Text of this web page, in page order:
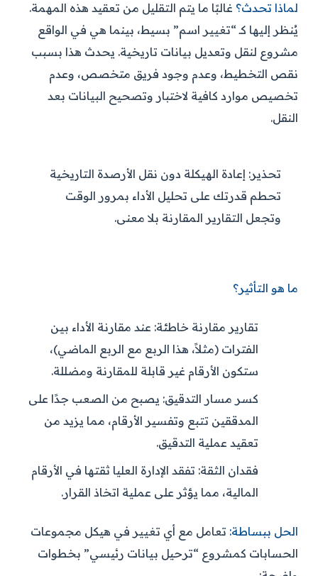
لماذا تحدث؟ غالبًا ما يتم التقليل من تعقيد هذه المهمة.
يُنظر إليها كـ “تغيير اسم” بسيط، بينما هي في الواقع
مشروع لنقل وتعديل بيانات تاريخية. يحدث هذا بسبب
نقص التخطيط، وعدم وجود فريق متخصص، وعدم
تخصيص موارد كافية لاختبار وتصحيح البيانات بعد
النقل.
تحذير: إعادة الهيكلة دون نقل الأرصدة التاريخية
تحطم قدرتك على تحليل الأداء بمرور الوقت
وتجعل التقارير المقارنة بلا معنى.
ما هو التأثير؟
تقارير مقارنة خاطئة: عند مقارنة الأداء بين
الفترات (مثلاً، هذا الربع مع الربع الماضي)،
ستكون الأرقام غير قابلة للمقارنة ومضللة.
كسر مسار التدقيق: يصبح من الصعب جدًا على
المدققين تتبع وتفسير الأرقام، مما يزيد من
تعقيد عملية التدقيق.
فقدان الثقة: تفقد الإدارة العليا ثقتها في الأرقام
المالية، مما يؤثر على عملية اتخاذ القرار.
الحل ببساطة: تعامل مع أي تغيير في هيكل مجموعات
الحسابات كمشروع “ترحيل بيانات رئيسي” بخطوات